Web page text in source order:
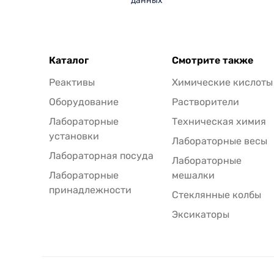
Каталог
Реактивы
Оборудование
Лабораторные
установки
Лабораторная посуда
Лабораторные
принадлежности
Смотрите также
Химические кислоты
Растворители
Техническая химия
Лабораторные весы
Лабораторные
мешалки
Стеклянные колбы
Эксикаторы